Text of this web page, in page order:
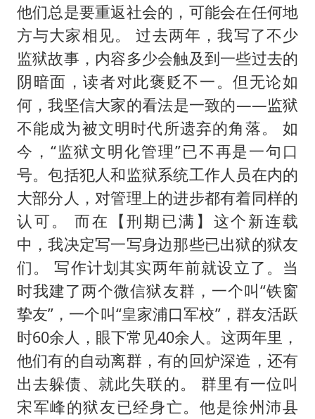
台当局重金为“台独”织“皇帝新衣”
郑丽文：台湾从来没有“独立”过
商场现钱学森巨幅海报 负责人回应
老挝国会主席赛宋蓬逝世
购飞机票7分钟后退票被扣2022元
杭州全市有序停课
泰国初中生饮弹自尽前开了26枪
陈思诚零点晒照为佟丽娅庆生
乐享全民健身 共筑健康中国
他们总是要重返社会的，可能会在任何地
方与大家相见。 过去两年，我写了不少
监狱故事，内容多少会触及到一些过去的
阴暗面，读者对此褒贬不一。但无论如
何，我坚信大家的看法是一致的——监狱
不能成为被文明时代所遗弃的角落。 如
今，“监狱文明化管理”已不再是一句口
号。包括犯人和监狱系统工作人员在内的
大部分人，对管理上的进步都有着同样的
认可。 而在【刑期已满】这个新连载
中，我决定写一写身边那些已出狱的狱友
们。 写作计划其实两年前就设立了。当
时我建了两个微信狱友群，一个叫“铁窗
挚友”，一个叫“皇家浦口军校”，群友活跃
时60余人，眼下常见40余人。这两年里，
他们有的自动离群，有的回炉深造，还有
出去躲债、就此失联的。 群里有一位叫
宋军峰的狱友已经身亡。他是徐州沛县